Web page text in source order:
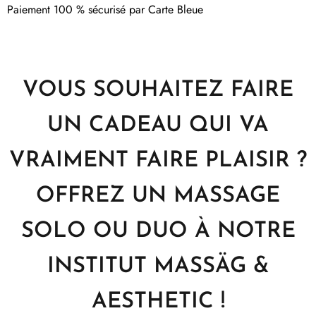
Paiement 100 % sécurisé par Carte Bleue
VOUS SOUHAITEZ FAIRE
UN CADEAU QUI VA
VRAIMENT FAIRE PLAISIR ?
OFFREZ UN MASSAGE
SOLO OU DUO À NOTRE
INSTITUT MASSÄG &
AESTHETIC !